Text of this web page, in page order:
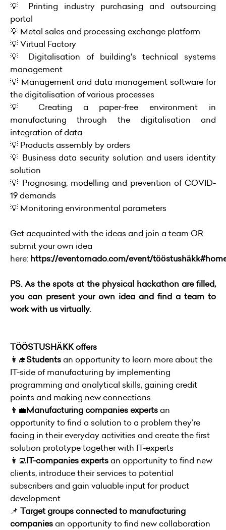
💡 Printing industry purchasing and outsourcing
portal
💡 Metal sales and processing exchange platform
💡 Virtual Factory
💡 Digitalisation of building's technical systems
management
💡 Management and data management software for
the digitalisation of various processes
💡 Creating a paper-free environment in
manufacturing through the digitalisation and
integration of data
💡 Products assembly by orders
💡 Business data security solution and users identity
solution
💡 Prognosing, modelling and prevention of COVID-
19 demands
💡 Monitoring environmental parameters
Get acquainted with the ideas and join a team OR
submit your own idea
here: https://eventornado.com/event/
PS. As the spots at the physical hackathon are filled,
you can present your own idea and find a team to
work with us virtually.
TÖÖSTUSHÄKK offers
👩‍🎓Studentsan opportunity to learn more about the
IT-side of manufacturing by implementing
programming and analytical skills, gaining credit
points and making new connections.
👨‍💼Manufacturing companies expertsan
opportunity to find a solution to a problem they’re
facing in their everyday activities and create the first
solution prototype together with IT-experts
👩‍💻IT-companies expertsan opportunity to find new
clients, introduce their services to potential
subscribers and gain valuable input for product
development
📌 Target groups connected to manufacturing
companiesan opportunity to find new collaboration